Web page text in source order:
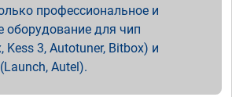
профессиональное и
оборудование для чип
Kess 3, Autotuner, Bitbox) и
Autel).